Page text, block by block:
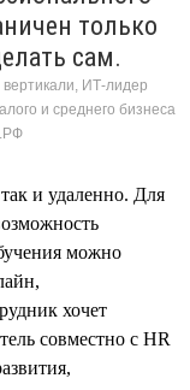
только
сам.
ИТ-лидер
и среднего бизнеса
и удаленно. Для
можно
хочет
совместно с HR